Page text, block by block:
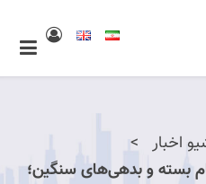
اخبار
بسته و بدهی‌های سنگین؛